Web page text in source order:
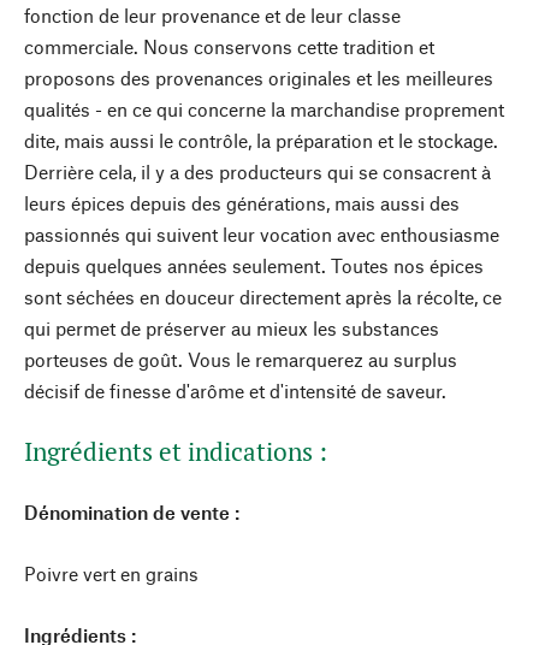
fonction de leur provenance et de leur classe
commerciale. Nous conservons cette tradition et
proposons des provenances originales et les meilleures
qualités - en ce qui concerne la marchandise proprement
dite, mais aussi le contrôle, la préparation et le stockage.
Derrière cela, il y a des producteurs qui se consacrent à
leurs épices depuis des générations, mais aussi des
passionnés qui suivent leur vocation avec enthousiasme
depuis quelques années seulement. Toutes nos épices
sont séchées en douceur directement après la récolte, ce
qui permet de préserver au mieux les substances
porteuses de goût. Vous le remarquerez au surplus
décisif de finesse d'arôme et d'intensité de saveur.
Ingrédients et indications :
Dénomination de vente :
Poivre vert en grains
Ingrédients :